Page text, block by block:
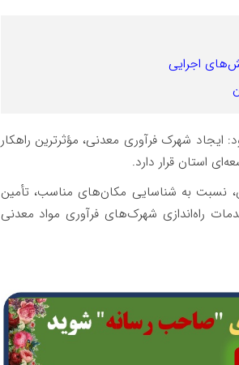
اجرایی
شهرک فرآوری معدنی، مؤثرترین راهکار
استان قرار دارد.
نسبت به شناسایی مکان‌های مناسب، تأمین
راه‌اندازی شهرک‌های فرآوری مواد معدنی